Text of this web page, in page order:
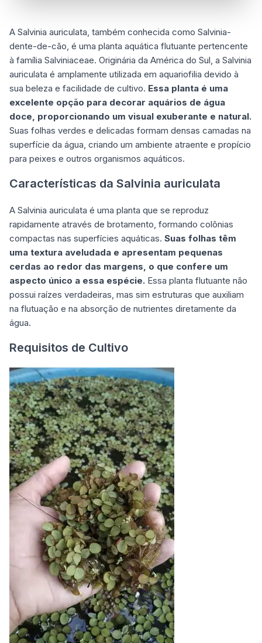
A Salvinia auriculata, também conhecida como Salvinia-
dente-de-cão, é uma planta aquática flutuante pertencente
à família Salviniaceae. Originária da América do Sul, a Salvinia
auriculata é amplamente utilizada em aquariofilia devido à
sua beleza e facilidade de cultivo. Essa planta é uma
excelente opção para decorar aquários de água
doce, proporcionando um visual exuberante e natural.
Suas folhas verdes e delicadas formam densas camadas na
superfície da água, criando um ambiente atraente e propício
para peixes e outros organismos aquáticos.
Características da Salvinia auriculata
A Salvinia auriculata é uma planta que se reproduz
rapidamente através de brotamento, formando colônias
compactas nas superfícies aquáticas. Suas folhas têm
uma textura aveludada e apresentam pequenas
cerdas ao redor das margens, o que confere um
aspecto único a essa espécie. Essa planta flutuante não
possui raízes verdadeiras, mas sim estruturas que auxiliam
na flutuação e na absorção de nutrientes diretamente da
água.
Requisitos de Cultivo